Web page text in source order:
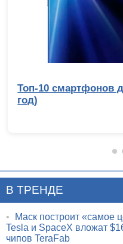
Сравнительный
смартфонов (2026):
В ТРЕНДЕ
•
Маск построит «самое
Tesla и SpaceX вложат
чипов TeraFab